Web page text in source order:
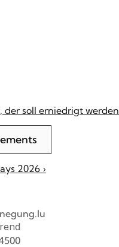
der soll erniedrigt werden
2026 ›